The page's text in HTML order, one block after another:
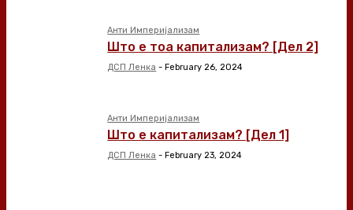
Анти Империјализам
Што е тоа капитализам? [Дел 2]
ДСП Ленка - February 26, 2024
Анти Империјализам
Што е капитализам? [Дел 1]
ДСП Ленка - February 23, 2024